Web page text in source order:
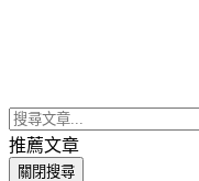
推薦文章
關閉搜尋